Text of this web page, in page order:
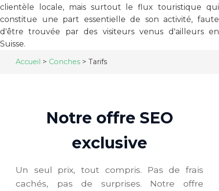
clientèle locale, mais surtout le flux touristique qui
constitue une part essentielle de son activité, faute
d'être trouvée par des visiteurs venus d'ailleurs en
Suisse.
Accueil > Conches > Tarifs
Notre offre SEO
exclusive
Un seul prix, tout compris. Pas de frais
cachés, pas de surprises. Notre offre